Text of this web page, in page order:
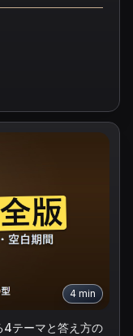
4 min
4テーマと答え方の